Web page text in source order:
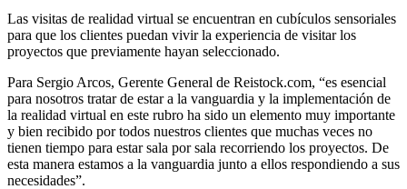
Las visitas de realidad virtual se encuentran en cubículos sensoriales
para que los clientes puedan vivir la experiencia de visitar los
proyectos que previamente hayan seleccionado.
Para Sergio Arcos, Gerente General de Reistock.com, “es esencial
para nosotros tratar de estar a la vanguardia y la implementación de
la realidad virtual en este rubro ha sido un elemento muy importante
y bien recibido por todos nuestros clientes que muchas veces no
tienen tiempo para estar sala por sala recorriendo los proyectos. De
esta manera estamos a la vanguardia junto a ellos respondiendo a sus
necesidades”.